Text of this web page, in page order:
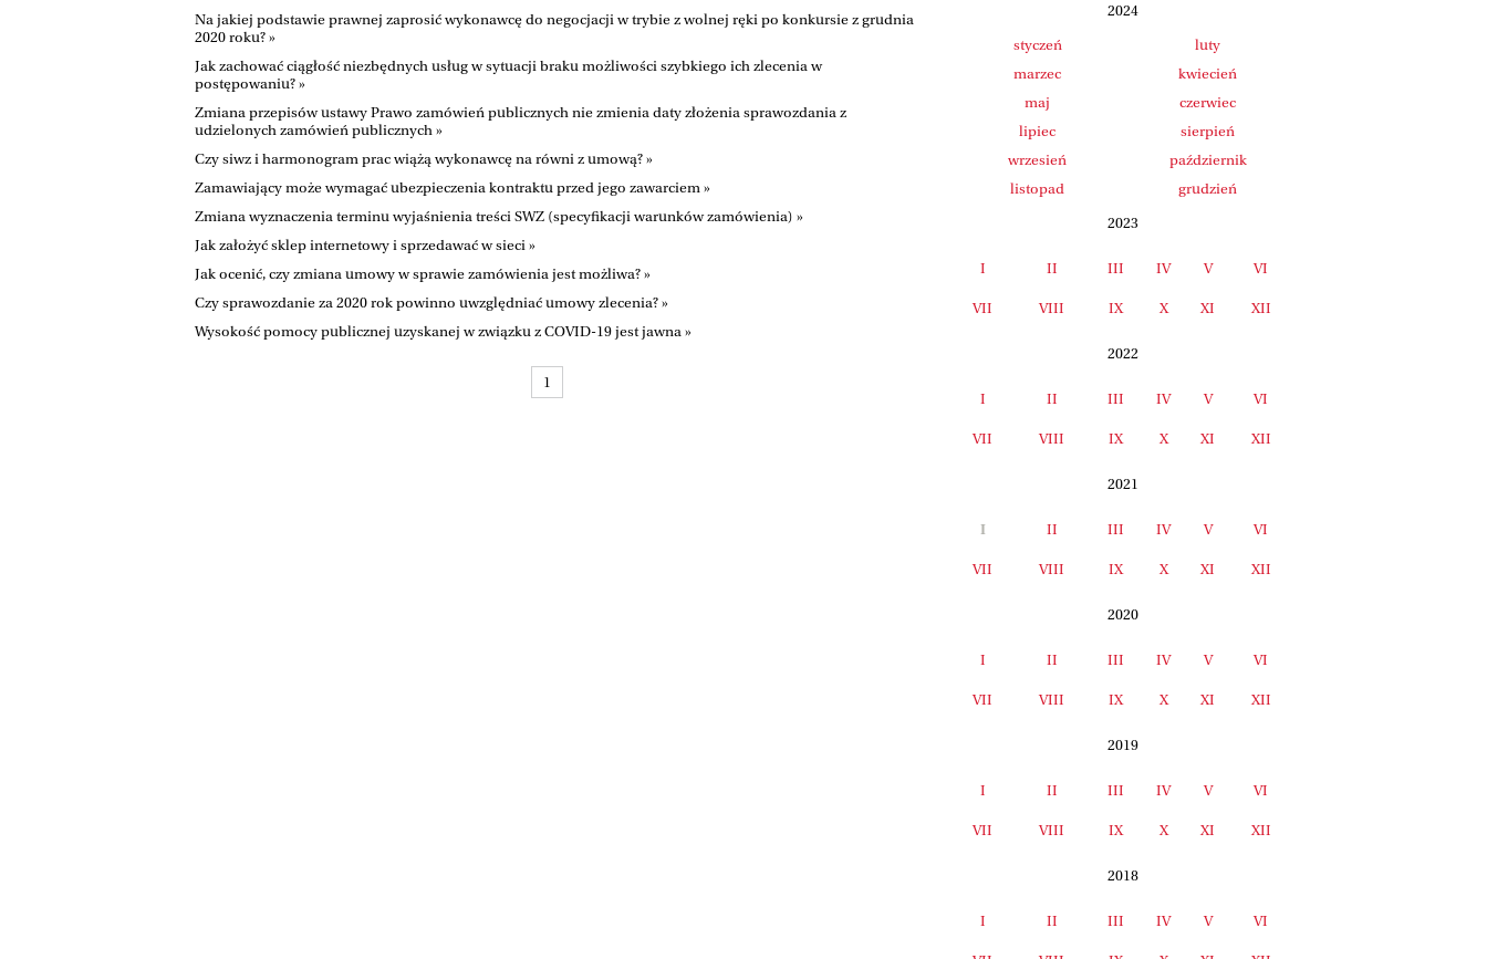
Na jakiej podstawie prawnej zaprosić wykonawcę do negocjacji w trybie z wolnej ręki po konkursie z grudnia
2020 roku? »
Jak zachować ciągłość niezbędnych usług w sytuacji braku możliwości szybkiego ich zlecenia w
postępowaniu? »
Zmiana przepisów ustawy Prawo zamówień publicznych nie zmienia daty złożenia sprawozdania z
udzielonych zamówień publicznych »
Czy siwz i harmonogram prac wiążą wykonawcę na równi z umową? »
Zamawiający może wymagać ubezpieczenia kontraktu przed jego zawarciem »
Zmiana wyznaczenia terminu wyjaśnienia treści SWZ (specyfikacji warunków zamówienia) »
Jak założyć sklep internetowy i sprzedawać w sieci »
Jak ocenić, czy zmiana umowy w sprawie zamówienia jest możliwa? »
Czy sprawozdanie za 2020 rok powinno uwzględniać umowy zlecenia? »
Wysokość pomocy publicznej uzyskanej w związku z COVID-19 jest jawna »
1
2024
styczeń
luty
marzec
kwiecień
maj
czerwiec
lipiec
sierpień
wrzesień
październik
listopad
grudzień
2023
I II III IV V VI
VII VIII IX X XI XII
2022
I II III IV V VI
VII VIII IX X XI XII
2021
I II III IV V VI
VII VIII IX X XI XII
2020
I II III IV V VI
VII VIII IX X XI XII
2019
I II III IV V VI
VII VIII IX X XI XII
2018
I II III IV V VI